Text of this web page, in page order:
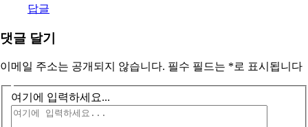
답글
댓글 달기
이메일 주소는 공개되지 않습니다. 필수 필드는 *로 표시됩니다
여기에 입력하세요...